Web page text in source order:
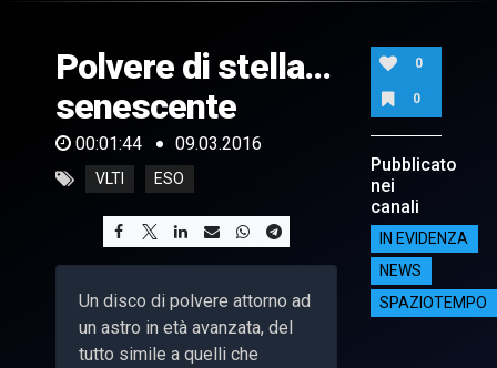
44
seconds
Polvere di stella...
senescente
00:01:44 09.03.2016
VLTI ESO
Un disco di polvere attorno ad
un astro in età avanzata, del
tutto simile a quelli che
0
0
Pubblicato
nei
canali
IN EVIDENZA
NEWS
SPAZIOTEMPO